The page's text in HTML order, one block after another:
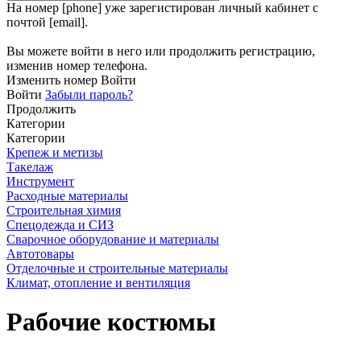
На номер [phone] уже зарегистирован личный кабинет с
почтой [email].
Вы можете войти в него или продолжить регистрацию,
изменив номер телефона.
Изменить номер Войти
Войти Забыли пароль?
Продолжить
Категории
Категории
Крепеж и метизы
Такелаж
Инструмент
Расходные материалы
Строительная химия
Спецодежда и СИЗ
Сварочное оборудование и материалы
Автотовары
Отделочные и строительные материалы
Климат, отопление и вентиляция
Рабочие костюмы